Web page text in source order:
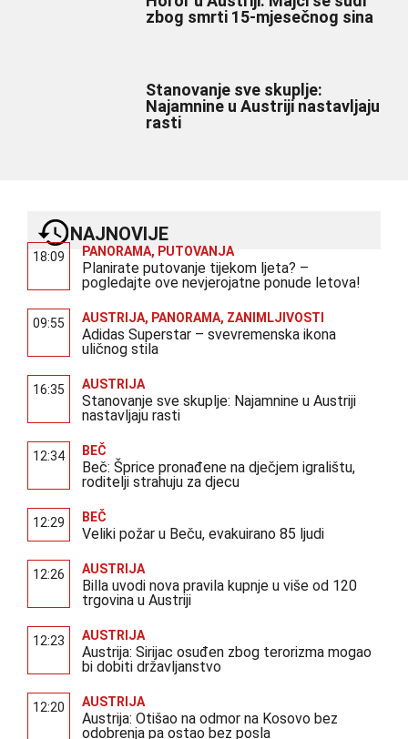
zbog smrti 15-mjesečnog sina
Stanovanje sve skuplje:
Najamnine u Austriji nastavljaju
rasti
NAJNOVIJE
18:09 PANORAMA, PUTOVANJA
Planirate putovanje tijekom ljeta? –
pogledajte ove nevjerojatne ponude letova!
09:55 AUSTRIJA, PANORAMA, ZANIMLJIVOSTI
Adidas Superstar – svevremenska ikona
uličnog stila
16:35 AUSTRIJA
Stanovanje sve skuplje: Najamnine u Austriji
nastavljaju rasti
12:34 BEČ
Beč: Šprice pronađene na dječjem igralištu,
roditelji strahuju za djecu
12:29 BEČ
Veliki požar u Beču, evakuirano 85 ljudi
12:26 AUSTRIJA
Billa uvodi nova pravila kupnje u više od 120
trgovina u Austriji
12:23 AUSTRIJA
Austrija: Sirijac osuđen zbog terorizma mogao
bi dobiti državljanstvo
12:20 AUSTRIJA
Austrija: Otišao na odmor na Kosovo bez
odobrenja pa ostao bez posla